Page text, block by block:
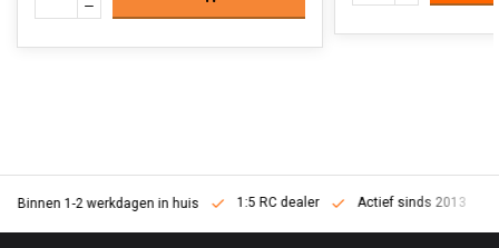
Binnen 1-2 werkdagen in huis 1:5 RC dealer Actief sinds 2013